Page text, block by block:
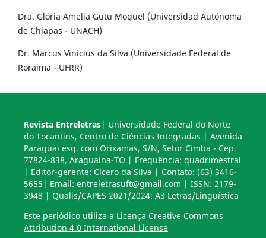
Dra. Gloria Amelia Gutu Moguel (Universidad Autónoma
de Chiapas - UNACH)
Dr. Marcus Vinícius da Silva (Universidade Federal de
Roraima - UFRR)
Revista Entreletras| Universidade Federal do Norte
do Tocantins, Centro de Ciências Integradas | Avenida
Paraguai esq. com Orixamas, S/N, Setor Cimba - Cep.
77824-838, Araguaína-TO | Frequência: quadrimestral
| Editor-gerente: Cícero da Silva | Contato: (63) 3416-
5655| Email: entreletrasuft@gmail.com | ISSN: 2179-
3948 | Qualis/CAPES 2021/2024: A3 Letras/Linguística
Este periódico utiliza a Licença Creative Commons
Attribution 4.0 International License